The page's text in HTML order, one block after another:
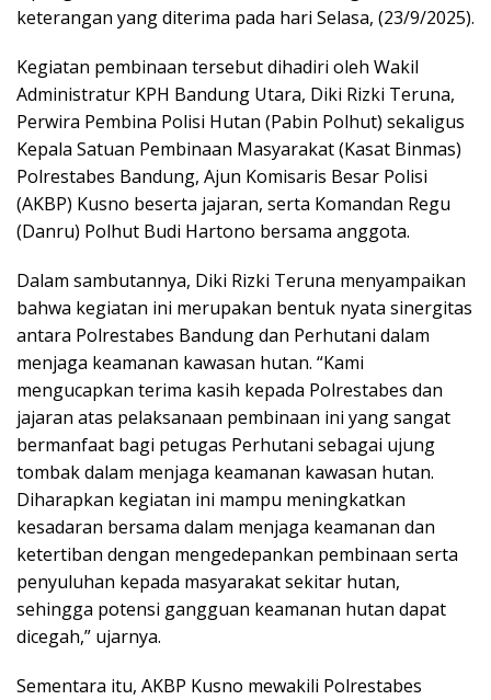
keterangan yang diterima pada hari Selasa, (23/9/2025).
Kegiatan pembinaan tersebut dihadiri oleh Wakil
Administratur KPH Bandung Utara, Diki Rizki Teruna,
Perwira Pembina Polisi Hutan (Pabin Polhut) sekaligus
Kepala Satuan Pembinaan Masyarakat (Kasat Binmas)
Polrestabes Bandung, Ajun Komisaris Besar Polisi
(AKBP) Kusno beserta jajaran, serta Komandan Regu
(Danru) Polhut Budi Hartono bersama anggota.
Dalam sambutannya, Diki Rizki Teruna menyampaikan
bahwa kegiatan ini merupakan bentuk nyata sinergitas
antara Polrestabes Bandung dan Perhutani dalam
menjaga keamanan kawasan hutan. “Kami
mengucapkan terima kasih kepada Polrestabes dan
jajaran atas pelaksanaan pembinaan ini yang sangat
bermanfaat bagi petugas Perhutani sebagai ujung
tombak dalam menjaga keamanan kawasan hutan.
Diharapkan kegiatan ini mampu meningkatkan
kesadaran bersama dalam menjaga keamanan dan
ketertiban dengan mengedepankan pembinaan serta
penyuluhan kepada masyarakat sekitar hutan,
sehingga potensi gangguan keamanan hutan dapat
dicegah,” ujarnya.
Sementara itu, AKBP Kusno mewakili Polrestabes